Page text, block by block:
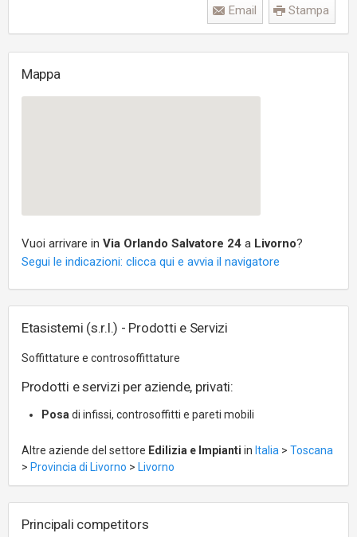
Stampa
Email
Mappa
Vuoi arrivare in Via Orlando Salvatore 24 a Livorno?
Segui le indicazioni: clicca qui e avvia il navigatore
Etasistemi (s.r.l.) - Prodotti e Servizi
Soffittature e controsoffittature
Prodotti e servizi per aziende, privati:
Posa di infissi, controsoffitti e pareti mobili
Altre aziende del settore Edilizia e Impianti in Italia > Toscana
> Provincia di Livorno > Livorno
Principali competitors